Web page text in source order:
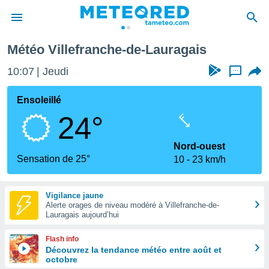
de
Météo Villefranche-de-Lauragais
10:07 Jeudi ...
Ensoleillé
24°
Sensation de 25°
Nord-ouest
10
23 km/h
Vigilance jaune
Alerte orages de niveau modéré à Villefranche-de-
Lauragais aujourd’hui
Flash info
Découvrez la tendance météo entre août et
octobre